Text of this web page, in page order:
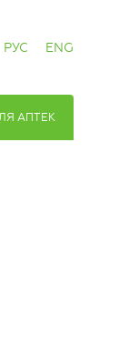
РУС ENG
АПТЕК